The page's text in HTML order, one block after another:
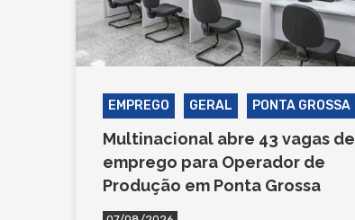
EMPREGO GERAL PONTA GROSSA
Multinacional abre 43 vagas de
emprego para Operador de
Produção em Ponta Grossa